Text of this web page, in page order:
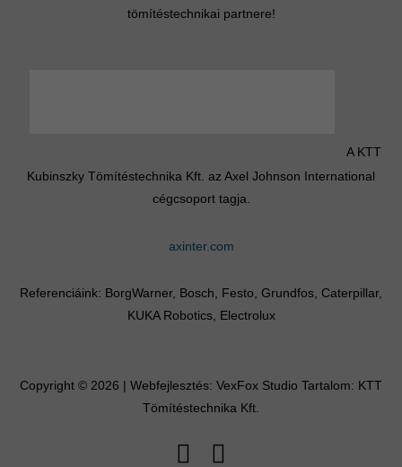
tömítéstechnikai partnere!
A KTT
Kubinszky Tömítéstechnika Kft. az Axel Johnson International
cégcsoport tagja.
axinter.com
Referenciáink: BorgWarner, Bosch, Festo, Grundfos, Caterpillar,
KUKA Robotics, Electrolux
Copyright © 2026 | Webfejlesztés: VexFox Studio Tartalom: KTT
Tömítéstechnika Kft.